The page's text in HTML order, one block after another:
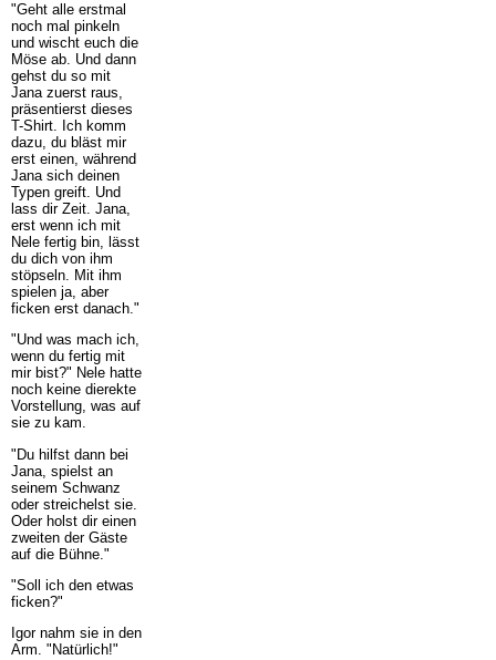
"Geht alle erstmal
noch mal pinkeln
und wischt euch die
Möse ab. Und dann
gehst du so mit
Jana zuerst raus,
präsentierst dieses
T-Shirt. Ich komm
dazu, du bläst mir
erst einen, während
Jana sich deinen
Typen greift. Und
lass dir Zeit. Jana,
erst wenn ich mit
Nele fertig bin, lässt
du dich von ihm
stöpseln. Mit ihm
spielen ja, aber
ficken erst danach."
"Und was mach ich,
wenn du fertig mit
mir bist?" Nele hatte
noch keine dierekte
Vorstellung, was auf
sie zu kam.
"Du hilfst dann bei
Jana, spielst an
seinem Schwanz
oder streichelst sie.
Oder holst dir einen
zweiten der Gäste
auf die Bühne."
"Soll ich den etwas
ficken?"
Igor nahm sie in den
Arm. "Natürlich!"